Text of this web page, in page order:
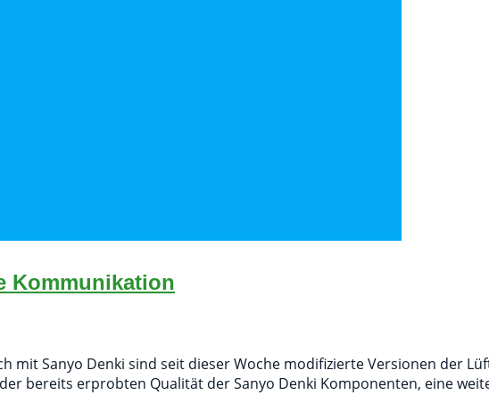
Kommunikation
mit Sanyo Denki sind seit dieser Woche modifizierte Versionen der
bereits erprobten Qualität der Sanyo Denki Komponenten, eine